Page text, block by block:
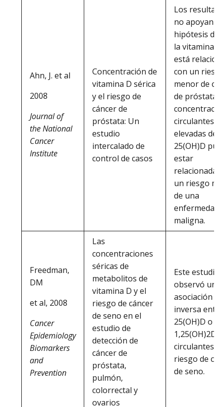
Ahn, J. et al
2008
Journal of
the National
Cancer
Institute
Concentración de
vitamina D sérica
y el riesgo de
cáncer de
próstata: Un
estudio
intercalado de
control de casos
Los
no apoyan la
hipótesis de
la vitamina D
está
con un
menor de
de próstata;
circulantes
elevadas de
25(OH)D
estar
un riesgo
de una
enfermedad
maligna.
Freedman,
DM
et al, 2008
Cancer
Epidemiology
Biomarkers
and
Prevention
Las
concentraciones
séricas de
metabolitos de
vitamina D y el
riesgo de cáncer
de seno en el
estudio de
detección de
cáncer de
próstata,
pulmón,
colorrectal y
ovarios
Este estudio
observó una
asociación
inversa
25(OH)D o el
1,25(OH)2D
circulantes y
riesgo de
de seno.